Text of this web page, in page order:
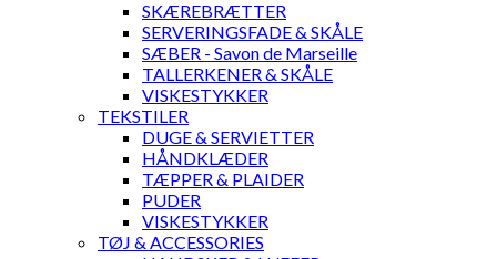
SKÆREBRÆTTER
SERVERINGSFADE & SKÅLE
SÆBER - Savon de Marseille
TALLERKENER & SKÅLE
VISKESTYKKER
TEKSTILER
DUGE & SERVIETTER
HÅNDKLÆDER
TÆPPER & PLAIDER
PUDER
VISKESTYKKER
TØJ & ACCESSORIES